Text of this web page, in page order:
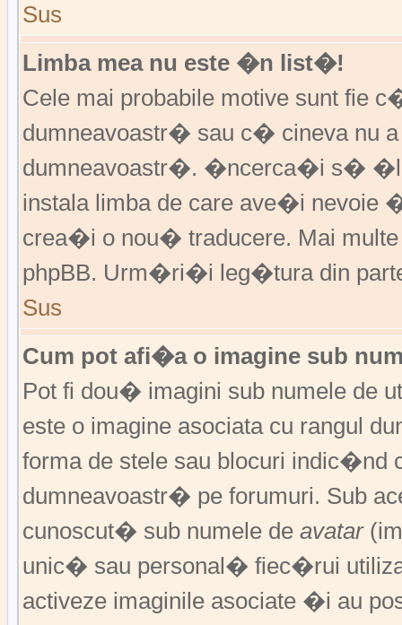
Sus
Limba mea nu este �n list�!
Cele mai probabile motive sunt fie
dumneavoastr� sau c� cineva nu
dumneavoastr�. �ncerca�i s� �l
instala limba de care ave�i
crea�i o nou� traducere. Mai
phpBB. Urm�ri�i leg�tura din
Sus
Cum pot afi�a o imagine sub
Pot fi dou� imagini sub numele de
este o imagine asociata cu rangul
forma de stele sau blocuri
dumneavoastr� pe forumuri. Sub
cunoscut� sub numele de avatar
unic� sau personal� fiec�rui
activeze imaginile asociate �i au